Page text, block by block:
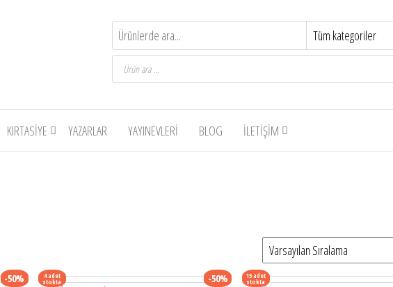
Products
search
KIRTASIYE YAZARLAR YAYINEVLERI BLOG İLETIŞIM
-50% 4 adet
stokta -50% 15 adet
stokta